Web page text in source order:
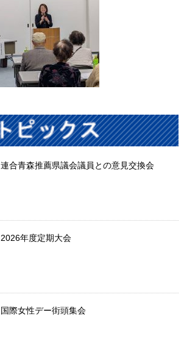
連合青森推薦県議会議員との意見交換会
2026年度定期大会
国際女性デー街頭集会